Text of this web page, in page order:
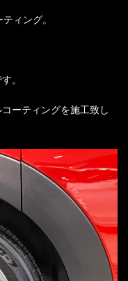
ィング。
。
ーティングを施工致し